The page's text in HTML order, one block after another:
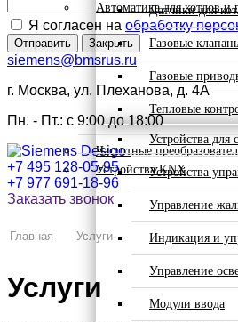
Автоматика для котлов и
Датчики для
Газовые
Газовые
Тепловые
Частотные
Устройства KNX
Устройства
Устройства
Управление
Индикация и
Управление
Модули ввода
Я согласен на обработку
Отправить Закрыть
siemens@bmsrus.ru
г. Москва, ул. Плеханова, д. 4А
Пн. - Пт.: c 9:00 до 18:00
+7 495 128-05-95
+7 977 691-18-96
Заказать звонок
Главная Услуги
Услуги